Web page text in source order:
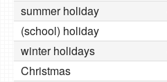
summer holiday
(school) holiday
winter holidays
Christmas